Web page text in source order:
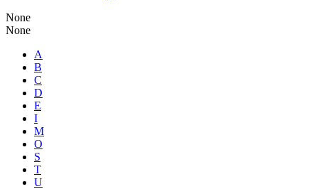
None
None
A
B
C
D
E
I
M
O
S
T
U